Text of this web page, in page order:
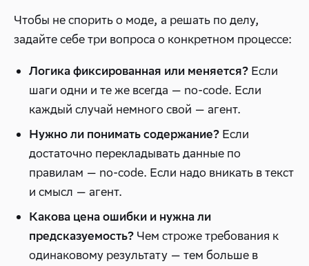
Чтобы не спорить о моде, а решать по делу,
задайте себе три вопроса о конкретном процессе:
Логика фиксированная или меняется? Если
шаги одни и те же всегда — no-code. Если
каждый случай немного свой — агент.
Нужно ли понимать содержание? Если
достаточно перекладывать данные по
правилам — no-code. Если надо вникать в текст
и смысл — агент.
Какова цена ошибки и нужна ли
предсказуемость? Чем строже требования к
одинаковому результату — тем больше в